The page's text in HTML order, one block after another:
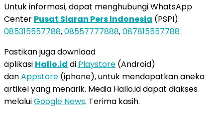
Untuk informasi, dapat menghubungi WhatsApp
Center Pusat Siaran Pers Indonesia (PSPI):
085315557788,08557777888,087815557788
Pastikan juga download
aplikasi Hallo.id di Playstore (Android)
danAppstore (iphone), untuk mendapatkan aneka
artikel yang menarik. Media Hallo.id dapat diakses
melaluiGoogle News. Terima kasih.